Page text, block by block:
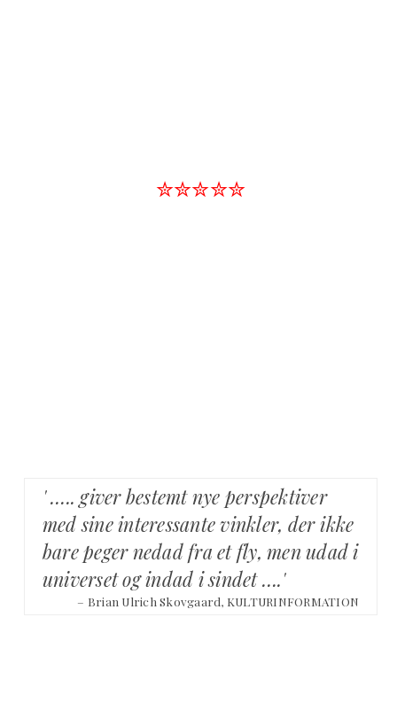
✮✮✮✮✮
' ….. giver bestemt nye perspektiver
med sine interessante vinkler, der ikke
bare peger nedad fra et fly, men udad i
universet og indad i sindet ….'
– Brian Ulrich Skovgaard, KULTURINFORMATION